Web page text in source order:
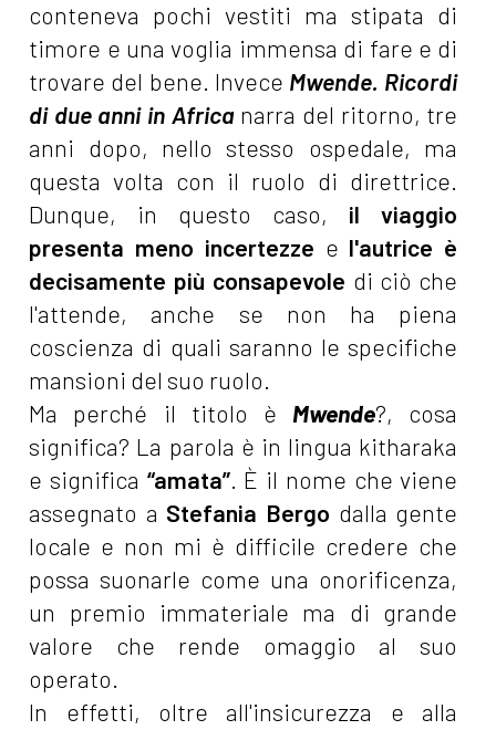
conteneva pochi vestiti ma stipata di
timore e una voglia immensa di fare e di
trovare del bene. Invece Mwende. Ricordi
di due anni in Africanarra del ritorno, tre
anni dopo, nello stesso ospedale, ma
questa volta con il ruolo di direttrice.
Dunque, in questo caso, il
viaggio
presenta meno incertezze e l'autrice è
decisamente più consapevole di ciò che
l'attende, anche se non ha piena
coscienza di quali saranno le specifiche
mansioni del suo ruolo.
Ma perché il titolo è Mwende?, cosa
significa? La parola è in lingua kitharaka
e significa “amata”. È il nome che viene
assegnato a Stefania Bergo dalla gente
locale e non mi è difficile credere che
possa suonarle come una onorificenza,
un premio immateriale ma di grande
valore che rende omaggio al suo
operato.
In effetti, oltre all'insicurezza e alla